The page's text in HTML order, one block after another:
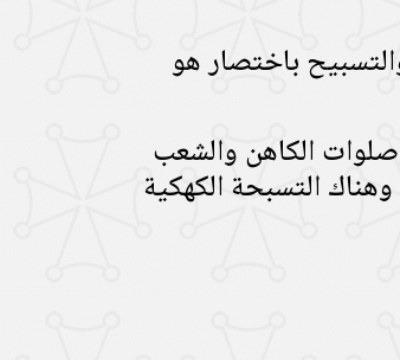
باختصار هو
الكاهن والشعب
التسبحة الكهكية